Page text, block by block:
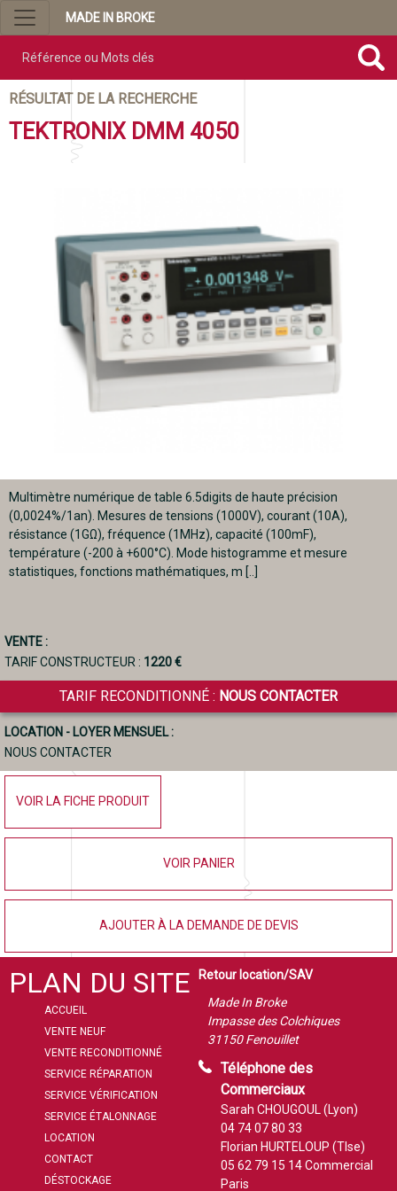
MADE IN BROKE
RÉSULTAT DE LA RECHERCHE
TEKTRONIX DMM 4050
Multimètre numérique de table 6.5digits de haute précision
(0,0024%/1an). Mesures de tensions (1000V), courant (10A),
résistance (1GΩ), fréquence (1MHz), capacité (100mF),
température (-200 à +600°C). Mode histogramme et mesure
statistiques, fonctions mathématiques, m [..]
VENTE :
TARIF CONSTRUCTEUR : 1220 €
TARIF RECONDITIONNÉ : NOUS CONTACTER
LOCATION - LOYER MENSUEL :
NOUS CONTACTER
VOIR LA FICHE PRODUIT
VOIR PANIER
AJOUTER À LA DEMANDE DE DEVIS
PLAN DU SITE
ACCUEIL
VENTE NEUF
VENTE RECONDITIONNÉ
SERVICE RÉPARATION
SERVICE VÉRIFICATION
SERVICE ÉTALONNAGE
LOCATION
CONTACT
DÉSTOCKAGE
Retour location/SAV
Made In Broke
Impasse des Colchiques
31150 Fenouillet
Téléphone des
Commerciaux
Sarah CHOUGOUL (Lyon)
04 74 07 80 33
Florian HURTELOUP (Tlse)
05 62 79 15 14Commercial
Paris